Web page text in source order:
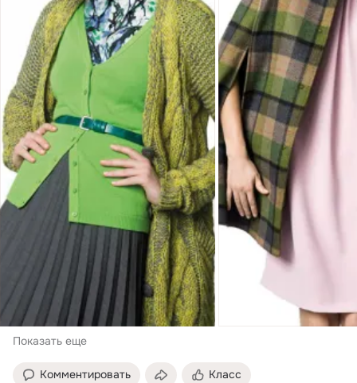
Показать еще
Комментировать Класс